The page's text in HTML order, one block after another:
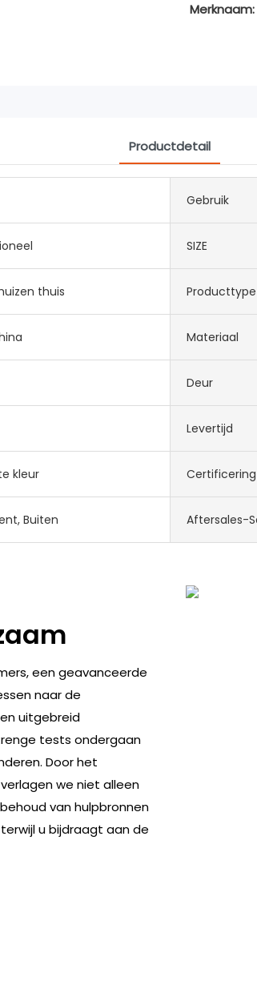
Merknaam:
Productdetail
Gebruik
SIZE
thuis Producttype
Materiaal
Deur
Levertijd
kleur Certificering
Buiten Aftersales-
een geavanceerde
naar de
uitgebreid
tests ondergaan
Door het
we niet alleen
van hulpbronnen
u bijdraagt ​​aan de